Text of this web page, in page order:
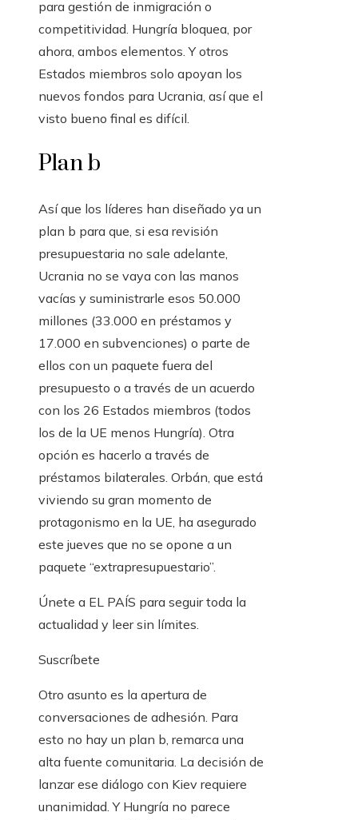
para gestión de inmigración o
competitividad. Hungría bloquea, por
ahora, ambos elementos. Y otros
Estados miembros solo apoyan los
nuevos fondos para Ucrania, así que el
visto bueno final es difícil.
Plan b
Así que los líderes han diseñado ya un
plan b para que, si esa revisión
presupuestaria no sale adelante,
Ucrania no se vaya con las manos
vacías y suministrarle esos 50.000
millones (33.000 en préstamos y
17.000 en subvenciones) o parte de
ellos con un paquete fuera del
presupuesto o a través de un acuerdo
con los 26 Estados miembros (todos
los de la UE menos Hungría). Otra
opción es hacerlo a través de
préstamos bilaterales. Orbán, que está
viviendo su gran momento de
protagonismo en la UE, ha asegurado
este jueves que no se opone a un
paquete “extrapresupuestario”.
Únete a EL PAÍS para seguir toda la
actualidad y leer sin límites.
Suscríbete
Otro asunto es la apertura de
conversaciones de adhesión. Para
esto no hay un plan b, remarca una
alta fuente comunitaria. La decisión de
lanzar ese diálogo con Kiev requiere
unanimidad. Y Hungría no parece